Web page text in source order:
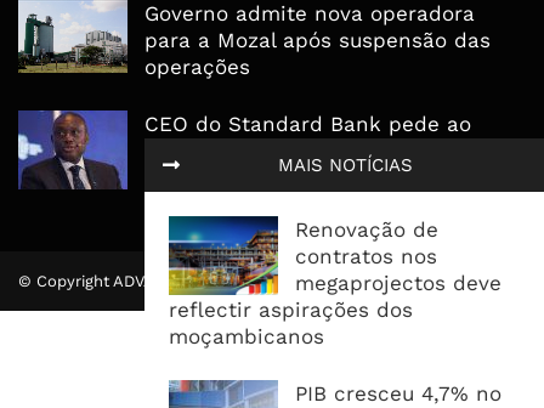
MAIS NOTÍCIAS
Renovação de
contratos nos
megaprojectos deve
reflectir aspirações dos
moçambicanos
PIB cresceu 4,7% no
Governo admite nova operadora
para a Mozal após suspensão das
operações
CEO do Standard Bank pede ao
Governo que “saia do caminho” e
facilite os negócios
© Copyright ADVALUE. Todos Direitos Reservados.